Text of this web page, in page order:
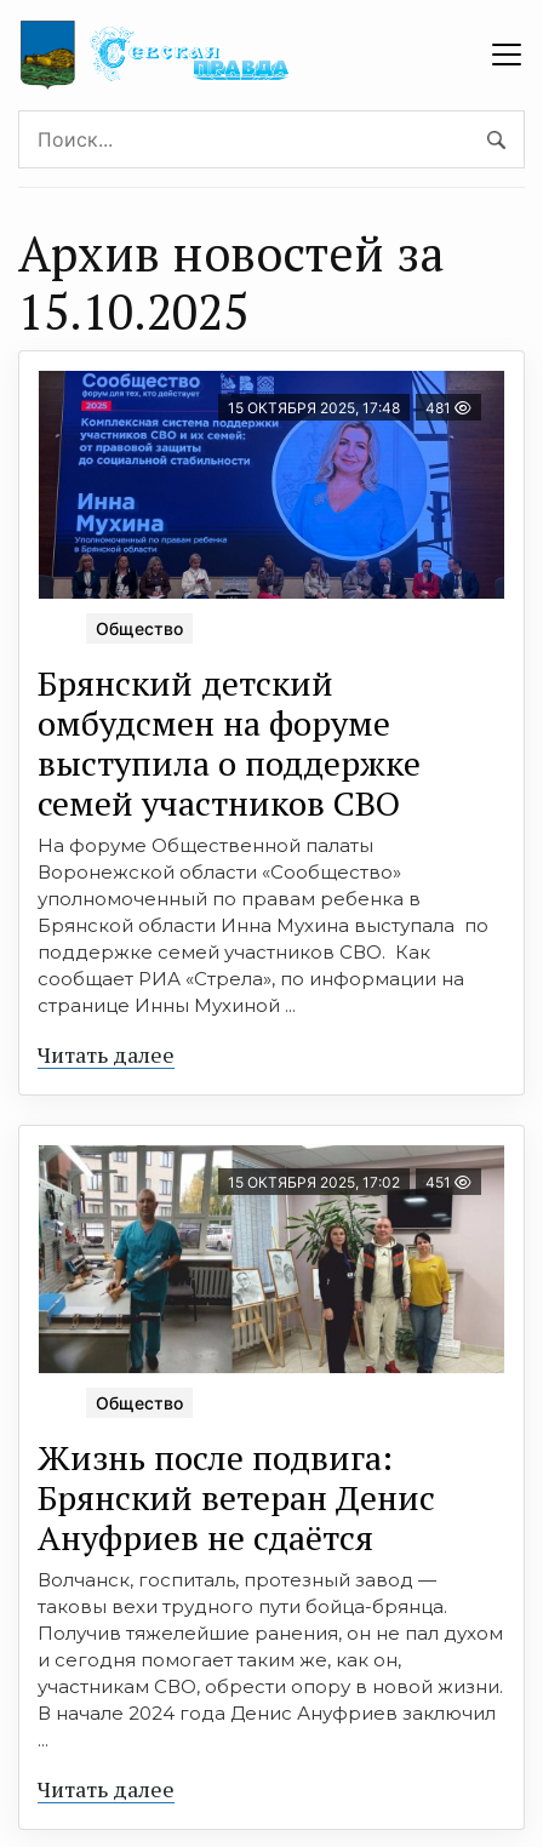
Архив новостей за
15.10.2025
15 ОКТЯБРЯ 2025, 17:48 481
Общество
Брянский детский
омбудсмен на форуме
выступила о поддержке
семей участников СВО
На форуме Общественной палаты
Воронежской области «Сообщество»
уполномоченный по правам ребенка в
Брянской области Инна Мухина выступала по
поддержке семей участников СВО. Как
сообщает РИА «Стрела», по информации на
странице Инны Мухиной ...
Читать далее
15 ОКТЯБРЯ 2025, 17:02 451
Общество
Жизнь после подвига:
Брянский ветеран Денис
Ануфриев не сдаётся
Волчанск, госпиталь, протезный завод —
таковы вехи трудного пути бойца-брянца.
Получив тяжелейшие ранения, он не пал духом
и сегодня помогает таким же, как он,
участникам СВО, обрести опору в новой жизни.
В начале 2024 года Денис Ануфриев заключил
...
Читать далее